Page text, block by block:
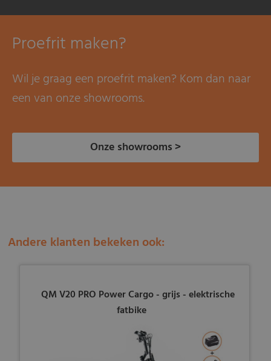
Proefrit maken?
Wil je graag een proefrit maken? Kom dan naar
een van onze showrooms.
Onze showrooms >
Andere klanten bekeken ook:
QM V20 PRO Power Cargo - grijs - elektrische
fatbike